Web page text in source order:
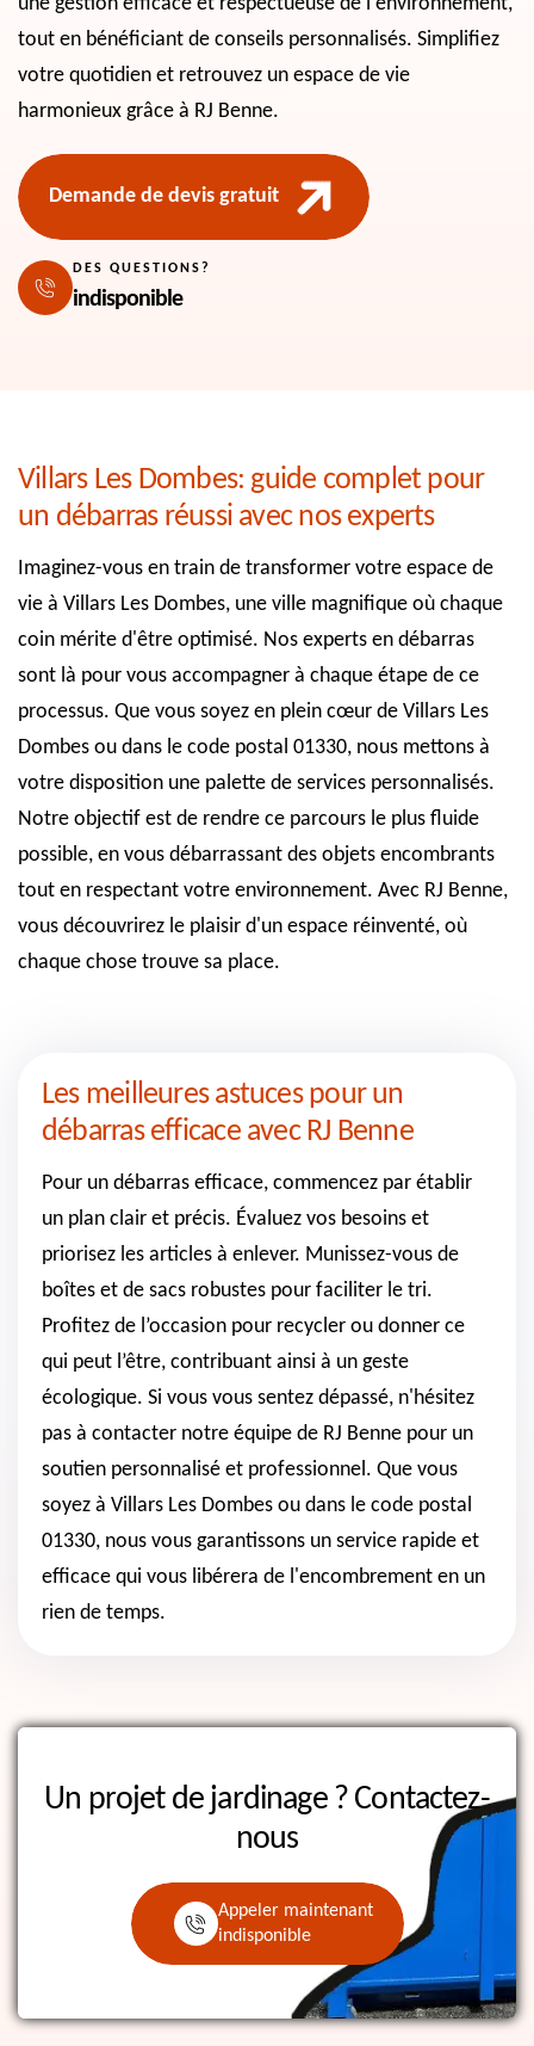
tout en bénéficiant de conseils personnalisés. Simplifiez
votre quotidien et retrouvez un espace de vie
harmonieux grâce à RJ Benne.
Demande de devis gratuit
DES QUESTIONS?
indisponible
Villars Les Dombes: guide complet pour
un débarras réussi avec nos experts
Imaginez-vous en train de transformer votre espace de
vie à Villars Les Dombes, une ville magnifique où chaque
coin mérite d'être optimisé. Nos experts en débarras
sont là pour vous accompagner à chaque étape de ce
processus. Que vous soyez en plein cœur de Villars Les
Dombes ou dans le code postal 01330, nous mettons à
votre disposition une palette de services personnalisés.
Notre objectif est de rendre ce parcours le plus fluide
possible, en vous débarrassant des objets encombrants
tout en respectant votre environnement. Avec RJ Benne,
vous découvrirez le plaisir d'un espace réinventé, où
chaque chose trouve sa place.
Les meilleures astuces pour un
débarras efficace avec RJ Benne
Pour un débarras efficace, commencez par établir
un plan clair et précis. Évaluez vos besoins et
priorisez les articles à enlever. Munissez-vous de
boîtes et de sacs robustes pour faciliter le tri.
Profitez de l’occasion pour recycler ou donner ce
qui peut l’être, contribuant ainsi à un geste
écologique. Si vous vous sentez dépassé, n'hésitez
pas à contacter notre équipe de RJ Benne pour un
soutien personnalisé et professionnel. Que vous
soyez à Villars Les Dombes ou dans le code postal
01330, nous vous garantissons un service rapide et
efficace qui vous libérera de l'encombrement en un
rien de temps.
Un projet de jardinage ? Contactez-
nous
Appeler maintenant
indisponible